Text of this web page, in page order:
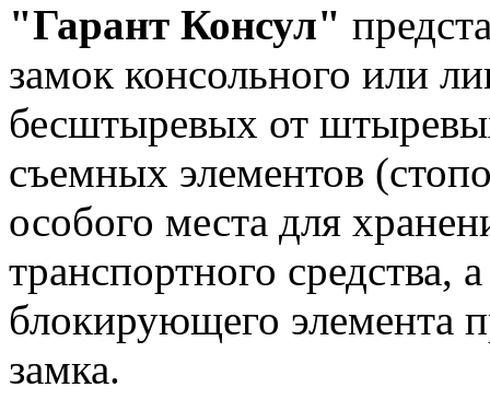
"Гарант Консул"
замок консольного или
бесштыревых от
съемных элементов
особого места для
транспортного средства,
блокирующего элемента
замка.